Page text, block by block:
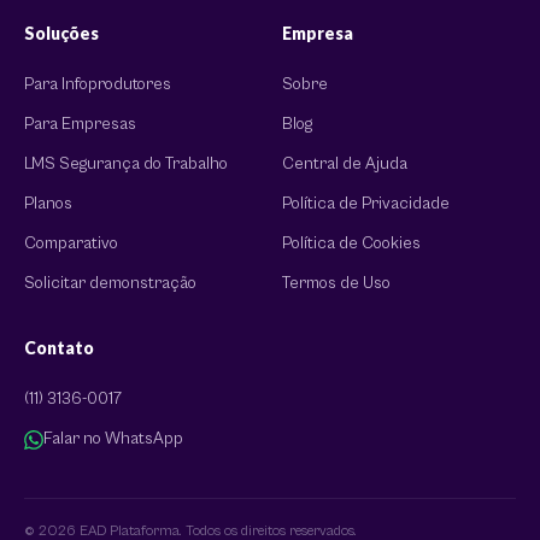
Soluções
Para Infoprodutores
Para Empresas
LMS Segurança do Trabalho
Planos
Comparativo
Solicitar demonstração
Empresa
Sobre
Blog
Central de Ajuda
Política de Privacidade
Política de Cookies
Termos de Uso
Contato
(11) 3136-0017
Falar no WhatsApp
© 2026 EAD Plataforma. Todos os direitos reservados.